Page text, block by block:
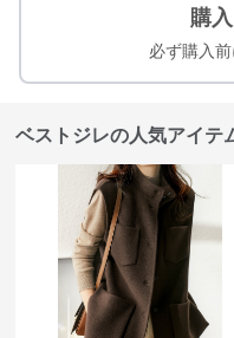
購
必ず購入前
ベストジレの人気アイテ